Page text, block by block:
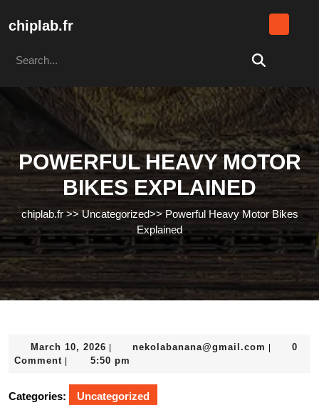
chiplab.fr
for:
POWERFUL HEAVY MOTOR
BIKES EXPLAINED
chiplab.fr>>Uncategorized>>Powerful Heavy Motor Bikes
Explained
March 10, 2026 March
10,
nekolabanana@gmail.com
0
Comment
5:50 pm
Categories: Uncategorized